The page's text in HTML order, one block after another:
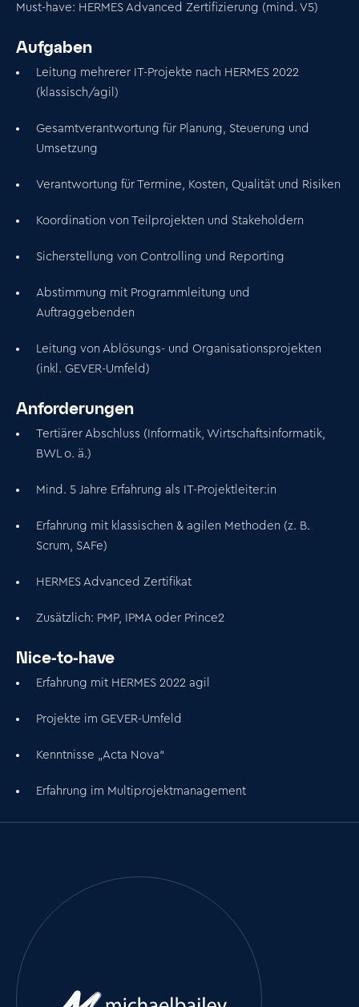
Must-have: HERMES Advanced Zertifizierung (mind. V5)
Aufgaben
Leitung mehrerer IT-Projekte nach HERMES 2022
(klassisch/agil)
Gesamtverantwortung für Planung, Steuerung und
Umsetzung
Verantwortung für Termine, Kosten, Qualität und Risiken
Koordination von Teilprojekten und Stakeholdern
Sicherstellung von Controlling und Reporting
Abstimmung mit Programmleitung und
Auftraggebenden
Leitung von Ablösungs- und Organisationsprojekten
(inkl. GEVER-Umfeld)
Anforderungen
Tertiärer Abschluss (Informatik, Wirtschaftsinformatik,
BWL o. ä.)
Mind. 5 Jahre Erfahrung als IT-Projektleiter:in
Erfahrung mit klassischen & agilen Methoden (z. B.
Scrum, SAFe)
HERMES Advanced Zertifikat
Zusätzlich: PMP, IPMA oder Prince2
Nice-to-have
Erfahrung mit HERMES 2022 agil
Projekte im GEVER-Umfeld
Kenntnisse „Acta Nova“
Erfahrung im Multiprojektmanagement